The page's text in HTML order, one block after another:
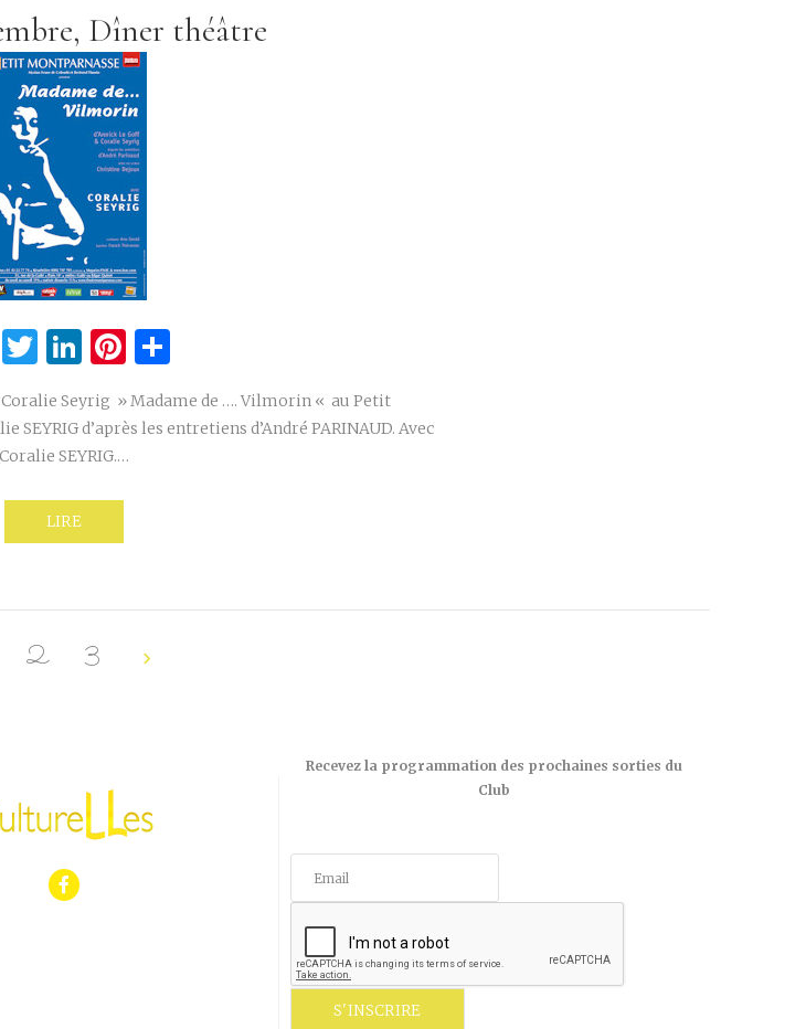
Dîner théâtre
Facebook
Twitter
LinkedIn
Pinterest
Seyrig » Madame de …. Vilmorin « au Petit
SEYRIG d’après les entretiens d’André PARINAUD. Avec
Coralie SEYRIG.…
LIRE
2 3
Recevez la programmation des prochaines sorties du
Club